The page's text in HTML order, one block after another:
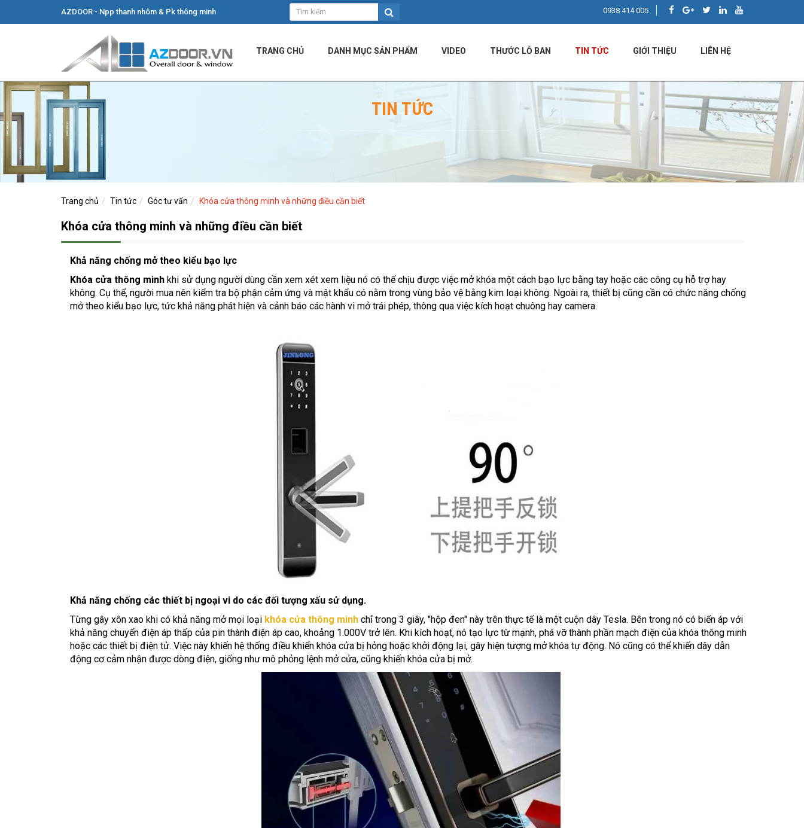
AZDOOR - Npp thanh nhôm & Pk thông minh 0938 414 005
TRANG CHỦ DANH MỤC SẢN PHẨM VIDEO THƯỚC LỖ BAN TIN TỨC GIỚI THIỆU LIÊN HỆ
TIN TỨC
Trang chủ Tin tức Góc tư vấn Khóa cửa thông minh và những điều cần biết
Khóa cửa thông minh và những điều cần biết
Khả năng chống mở theo kiểu bạo lực
Khóa cửa thông minh khi sử dụng người dùng cần xem xét xem liệu nó có thể chịu được việc mở khóa một cách bạo lực bằng tay hoặc các công cụ hỗ trợ hay
không. Cụ thể, người mua nên kiểm tra bộ phận cảm ứng và mật khẩu có nằm trong vùng bảo vệ bằng kim loại không. Ngoài ra, thiết bị cũng cần có chức năng chống
mở theo kiểu bạo lực, tức khả năng phát hiện và cảnh báo các hành vi mở trái phép, thông qua việc kích hoạt chuông hay camera.
Khả năng chống các thiết bị ngoại vi do các đối tượng xấu sử dụng.
Từng gây xôn xao khi có khả năng mở mọi loại khóa cửa thông minh chỉ trong 3 giây, "hộp đen" này trên thực tế là một cuộn dây Tesla. Bên trong nó có biến áp với
khả năng chuyển điện áp thấp của pin thành điện áp cao, khoảng 1.000V trở lên. Khi kích hoạt, nó tạo lực từ mạnh, phá vỡ thành phần mạch điện của khóa thông minh
hoặc các thiết bị điện tử. Việc này khiến hệ thống điều khiển khóa cửa bị hỏng hoặc khởi động lại, gây hiện tượng mở khóa tự động. Nó cũng có thể khiến dây dẫn
động cơ cảm nhận được dòng điện, giống như mô phỏng lệnh mở cửa, cũng khiến khóa cửa bị mở.